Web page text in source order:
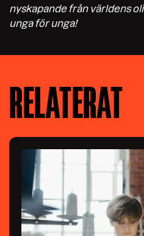
nyskapande från världens
unga för unga!
RELATERAT